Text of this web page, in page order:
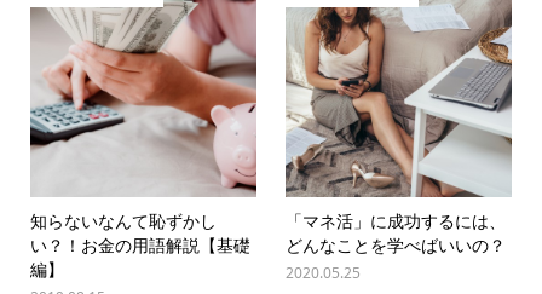
知らないなんて恥ずかし
い？！お金の用語解説【基礎
編】
「マネ活」に成功するには、
どんなことを学べばいいの？
2020.05.25